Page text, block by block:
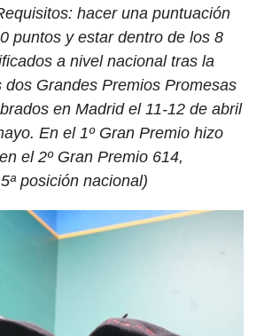
hacer una puntuación
puntos y estar dentro de los 8
a nivel nacional tras la
dos Grandes Premios Promesas
en Madrid el 11-12 de abril
En el 1º Gran Premio hizo
el 2º Gran Premio 614,
posición nacional)